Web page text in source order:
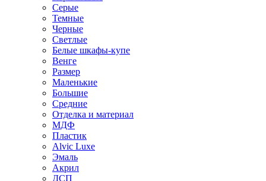
Серые
Темные
Черные
Светлые
Белые шкафы-купе
Венге
Размер
Маленькие
Большие
Средние
Отделка и материал
МДФ
Пластик
Alvic Luxe
Эмаль
Акрил
ДСП